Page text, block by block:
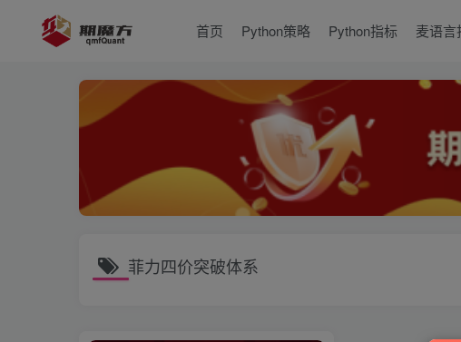
首页 Python策略 Python指标 麦语言
菲力四价突破体系